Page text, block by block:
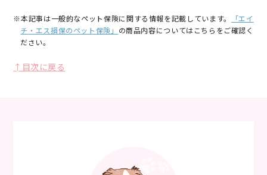
※本記事は一般的なペット保険に関する情報を記載しています。
「エイ
チ・エス損保のペット保険」 の商品内容についてはこちらをご確認く
ださい。
↑目次に戻る